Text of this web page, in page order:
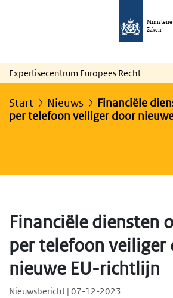
Ministerie
Zaken
Expertisecentrum Europees Recht
Start Nieuws
Financiële
per telefoon veiliger door
Financiële diensten
per telefoon veiliger
nieuwe EU-richtlijn
Nieuwsbericht | 07-12-2023